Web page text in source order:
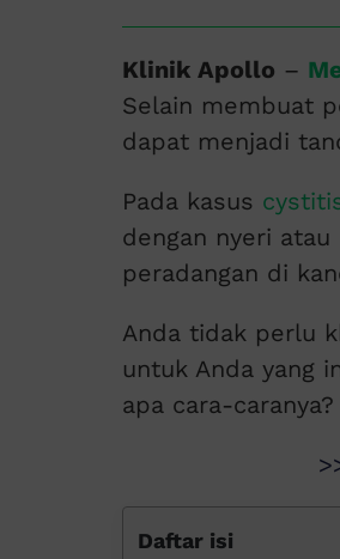
Klinik Apollo –
Selain membuat
dapat menjadi
Pada kasus
dengan nyeri
peradangan di
Anda tidak perlu
untuk Anda yang
apa cara-
Daftar isi